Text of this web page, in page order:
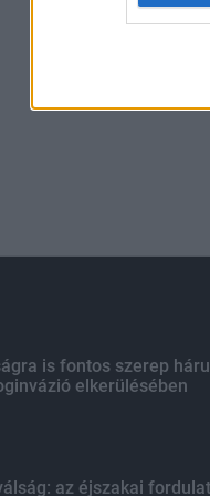
is fontos szerep
elkerülésében
az éjszakai fordulat